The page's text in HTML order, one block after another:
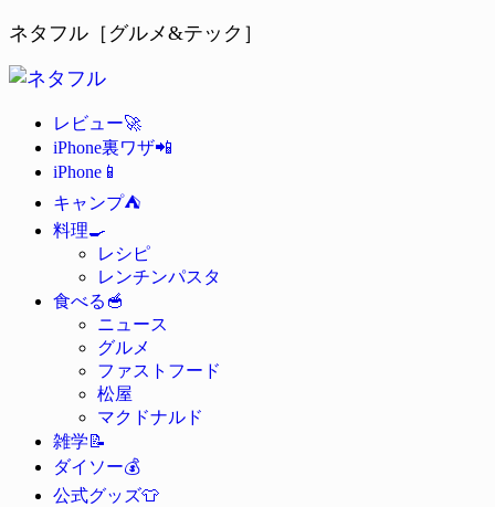
ネタフル［グルメ&テック］
レビュー🚀
iPhone裏ワザ📲
iPhone 📱
キャンプ⛺
料理🍳
レシピ
レンチンパスタ
食べる 🥣
ニュース
グルメ
ファストフード
松屋
マクドナルド
雑学📝
ダイソー💰
公式グッズ👕